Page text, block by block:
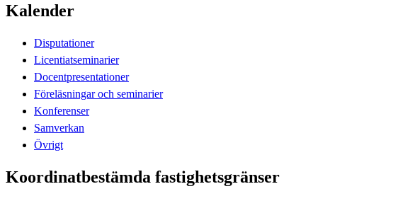
Kalender
Disputationer
Licentiatseminarier
Docentpresentationer
Föreläsningar och seminarier
Konferenser
Samverkan
Övrigt
Koordinatbestämda fastighetsgränser